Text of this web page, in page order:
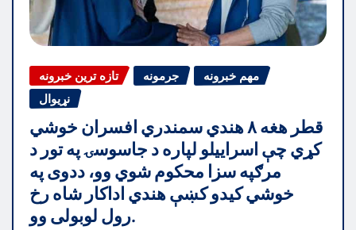
تازه ترین خبرونه جرمونه
مهم خبرونه
نړیوال
قطر هغه ۸ هندي سمندري افسران خوشي
کړي چې اسراییلو لپاره د جاسوسۍ په تور د
مرګپه سزا محکوم شوي وو، ددوی په
خوشي کیدو کښې هندي اداکار شاه رخ
رول لوبولی وو.